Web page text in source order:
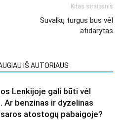
Kitas straipsnis
Suvalkų turgus bus vėl
atidarytas
IŠ AUTORIAUS
Lenkijoje gali būti vėl
Ar benzinas ir dyzelinas
atostogų pabaigoje?